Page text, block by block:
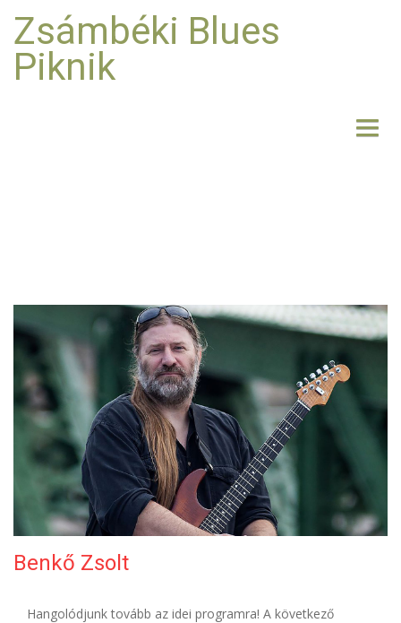
Zsámbéki Blues
Piknik
FOTO
RÓLUNK
ELÉRHETŐSÉG
Benkő Zsolt
Hangolódjunk tovább az idei programra! A következő